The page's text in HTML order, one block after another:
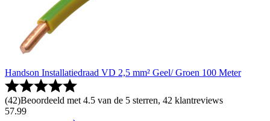
Handson Installatiedraad VD 2,5 mm² Geel/ Groen 100 Meter
(42)Beoordeeld met 4.5 van de 5 sterren, 42 klantreviews
57.99